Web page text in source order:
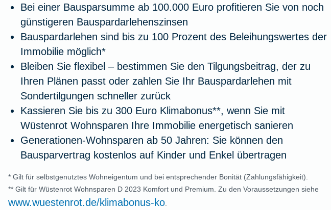
Bei einer Bausparsumme ab 100.000 Euro profitieren Sie von noch
günstigeren Bauspardarlehenszinsen
Bauspardarlehen sind bis zu 100 Prozent des Beleihungswertes der
Immobilie möglich*
Bleiben Sie flexibel – bestimmen Sie den Tilgungsbeitrag, der zu
Ihren Plänen passt oder zahlen Sie Ihr Bauspardarlehen mit
Sondertilgungen schneller zurück
Kassieren Sie bis zu 300 Euro Klimabonus**, wenn Sie mit
Wüstenrot Wohnsparen Ihre Immobilie energetisch sanieren
Generationen-Wohnsparen ab 50 Jahren: Sie können den
Bausparvertrag kostenlos auf Kinder und Enkel übertragen
* Gilt für selbstgenutztes Wohneigentum und bei entsprechender Bonität (Zahlungsfähigkeit).
** Gilt für Wüstenrot Wohnsparen D 2023 Komfort und Premium. Zu den Voraussetzungen siehe
www.wuestenrot.de/klimabonus-ko.